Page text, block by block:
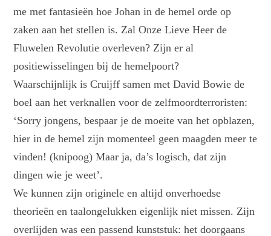
me met fantasieën hoe Johan in de hemel orde op
zaken aan het stellen is. Zal Onze Lieve Heer de
Fluwelen Revolutie overleven? Zijn er al
positiewisselingen bij de hemelpoort?
Waarschijnlijk is Cruijff samen met David Bowie de
boel aan het verknallen voor de zelfmoordterroristen:
‘Sorry jongens, bespaar je de moeite van het opblazen,
hier in de hemel zijn momenteel geen maagden meer te
vinden! (knipoog) Maar ja, da’s logisch, dat zijn
dingen wie je weet’.
We kunnen zijn originele en altijd onverhoedse
theorieën en taalongelukken eigenlijk niet missen. Zijn
overlijden was een passend kunststuk: het doorgaans